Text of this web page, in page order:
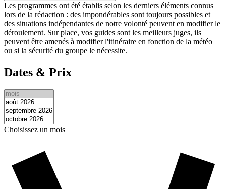
Les programmes ont été établis selon les derniers éléments connus
lors de la rédaction : des impondérables sont toujours possibles et
des situations indépendantes de notre volonté peuvent en modifier le
déroulement. Sur place, vos guides sont les meilleurs juges, ils
peuvent être amenés à modifier l'itinéraire en fonction de la météo
ou si la sécurité du groupe le nécessite.
Dates & Prix
Choisissez un mois